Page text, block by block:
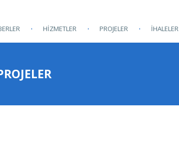
HİZMETLER PROJELER İHALELER